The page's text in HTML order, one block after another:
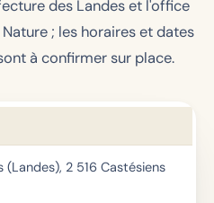
des Landes et l'office
; les horaires et dates
à confirmer sur place.
(Landes), 2 516 Castésiens